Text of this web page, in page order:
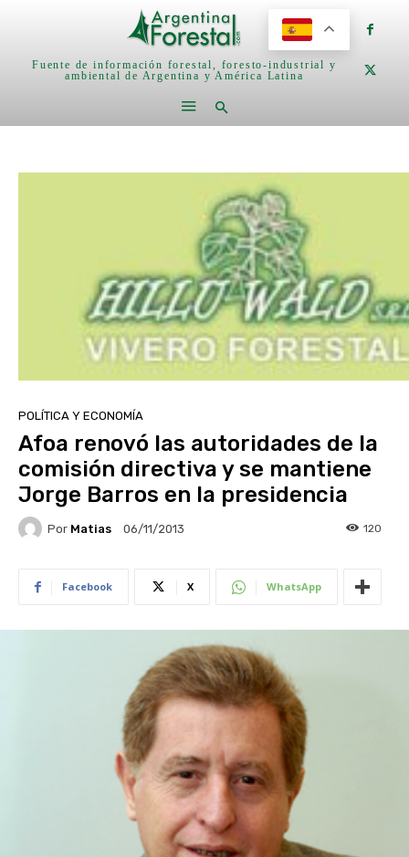
Fuente de información forestal, foresto-industrial y
ambiental de Argentina y América Latina
POLÍTICA Y ECONOMÍA
Afoa renovó las autoridades de la
comisión directiva y se mantiene
Jorge Barros en la presidencia
Por Matias 06/11/2013 120
Facebook X WhatsApp